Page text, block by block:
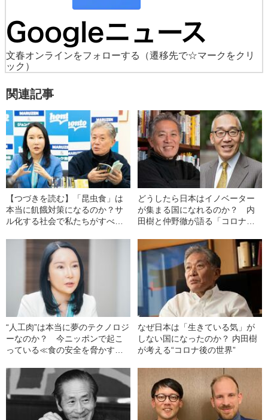
文春オンラインをフォローする
（遷移先で☆マークをクリ
ック）
関連記事
【つづきを読む】「昆虫食」は
本当に飢餓対策になるのか？サ
ル化する社会で私たちがすべき
どうしたら日本はイノベーター
が集まる国になれるのか？ 内
田樹と仲野徹が語る「コロナ後
“人工肉”は本当に夢のテクノロジ
ーなのか？ 今ニッポンで起こ
っている≪食の安全を脅かす新
なぜ日本は「生きている気」が
しない国になったのか？ 内田樹
が考える“コロナ後の世界”